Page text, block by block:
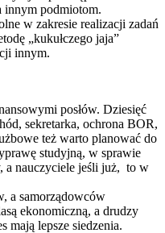
innym podmiotom.
w zakresie realizacji zadań
„kukułczego jaja”
innym.
posłów. Dziesięć
sekretarka, ochrona BOR,
też warto planować do
studyjną, w sprawie
a nauczyciele jeśli już, to w
a samorządowców
ekonomiczną, a drudzy
mają lepsze siedzenia.